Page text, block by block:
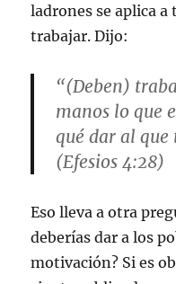
ladrones se aplica a
trabajar. Dijo:
“(Deben)
manos lo que
qué dar al que
(Efesios 4:28)
Eso lleva a otra
deberías dar a los
motivación? Si es